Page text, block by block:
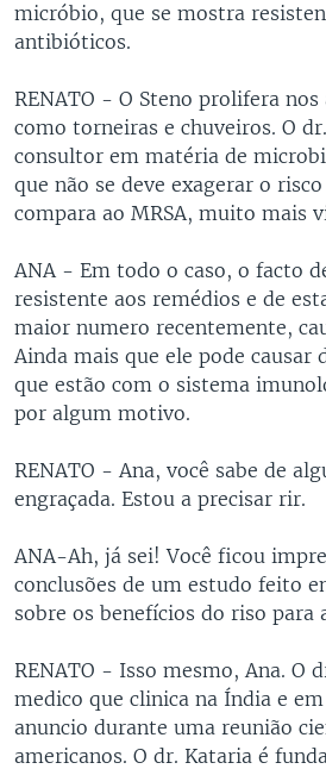
Línguas
micróbio, que se mostra
antibióticos.
RENATO - O Steno prolifera
como torneiras e chuveiros. O
consultor em matéria de
que não se deve exagerar o
compara ao MRSA, muito mais
ANA - Em todo o caso, o facto
resistente aos remédios e de
maior numero recentemente,
Ainda mais que ele pode causar
que estão com o sistema
por algum motivo.
RENATO - Ana, você sabe de
engraçada. Estou a precisar rir.
ANA-Ah, já sei! Você ficou
conclusões de um estudo feito
sobre os benefícios do riso para
RENATO - Isso mesmo, Ana. O
medico que clinica na Índia e
anuncio durante uma reunião
americanos. O dr. Kataria é